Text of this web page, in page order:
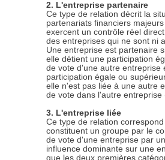
2. L'entreprise partenaire
Ce type de relation décrit la
partenariats financiers
exercent un contrôle réel
des entreprises qui ne sont ni
Une entreprise est partenaire
elle détient une participation
de vote d'une autre entreprise
participation égale ou
elle n'est pas liée à une autre
de vote dans l'autre
3. L'entreprise liée
Ce type de relation
constituent un groupe par le
de vote d'une entreprise par
influence dominante sur une
que les deux premières